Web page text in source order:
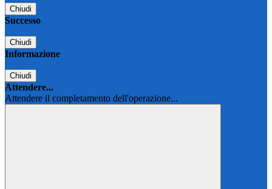
Chiudi
Successo
Chiudi
Informazione
Chiudi
Attendere...
Attendere il completamento dell'operazione...